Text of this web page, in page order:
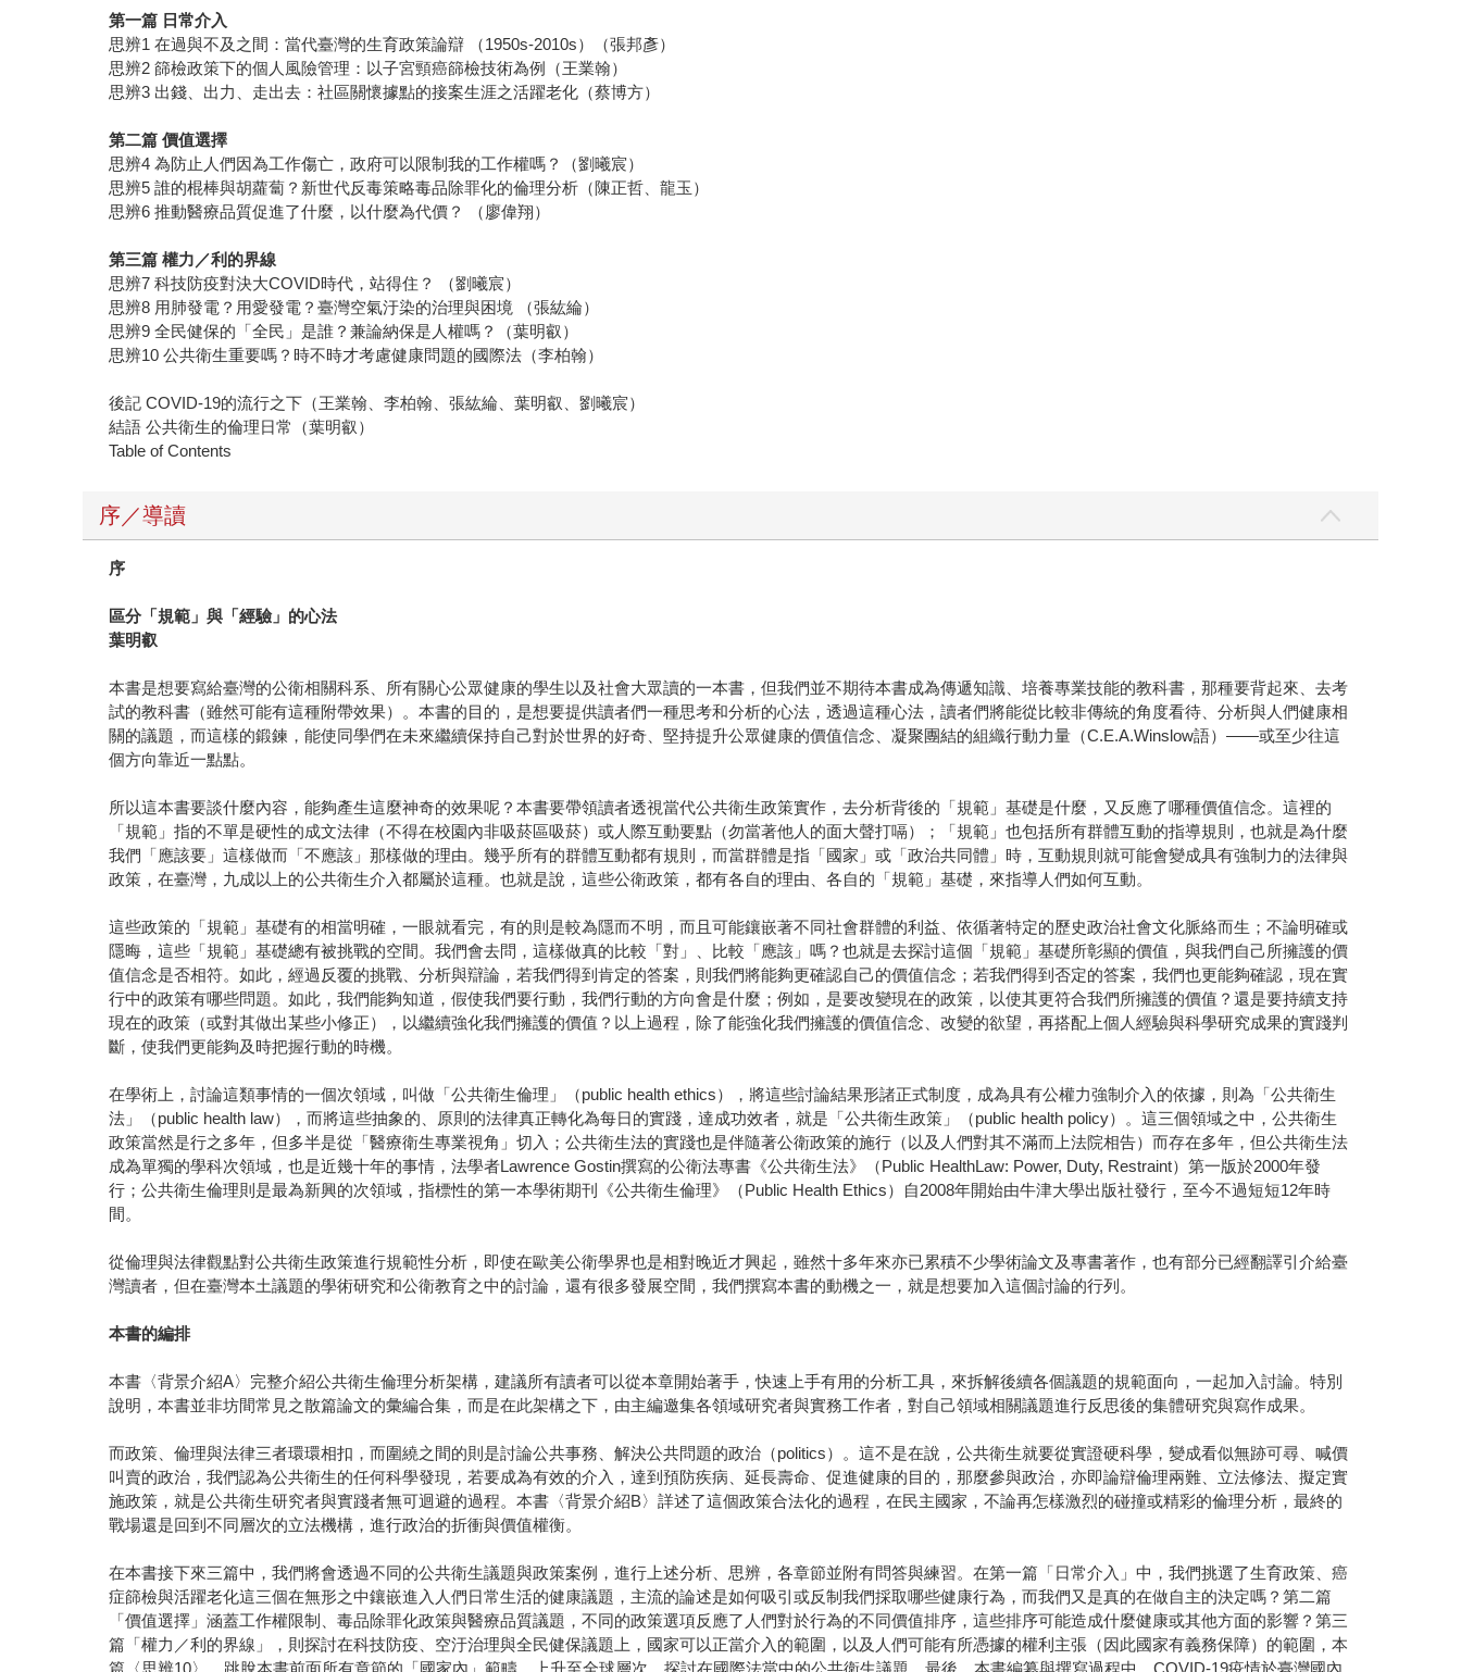
第一篇 日常介入
思辨1 在過與不及之間：當代臺灣的生育政策論辯 （1950s-2010s）（張邦彥）
思辨2 篩檢政策下的個人風險管理：以子宮頸癌篩檢技術為例（王業翰）
思辨3 出錢、出力、走出去：社區關懷據點的接案生涯之活躍老化（蔡博方）
第二篇 價值選擇
思辨4 為防止人們因為工作傷亡，政府可以限制我的工作權嗎？（劉曦宸）
思辨5 誰的棍棒與胡蘿蔔？新世代反毒策略毒品除罪化的倫理分析（陳正哲、龍玉）
思辨6 推動醫療品質促進了什麼，以什麼為代價？ （廖偉翔）
第三篇 權力／利的界線
思辨7 科技防疫對決大COVID時代，站得住？ （劉曦宸）
思辨8 用肺發電？用愛發電？臺灣空氣汙染的治理與困境 （張紘綸）
思辨9 全民健保的「全民」是誰？兼論納保是人權嗎？（葉明叡）
思辨10 公共衛生重要嗎？時不時才考慮健康問題的國際法（李柏翰）
後記 COVID-19的流行之下（王業翰、李柏翰、張紘綸、葉明叡、劉曦宸）
結語 公共衛生的倫理日常（葉明叡）
Table of Contents
序／導讀
序
區分「規範」與「經驗」的心法
葉明叡
本書是想要寫給臺灣的公衛相關科系、所有關心公眾健康的學生以及社會大眾讀的一本書，但我們並不期待本書成為傳遞知識、培養專業技能的教科書，那種要背起來、去考
試的教科書（雖然可能有這種附帶效果）。本書的目的，是想要提供讀者們一種思考和分析的心法，透過這種心法，讀者們將能從比較非傳統的角度看待、分析與人們健康相
關的議題，而這樣的鍛鍊，能使同學們在未來繼續保持自己對於世界的好奇、堅持提升公眾健康的價值信念、凝聚團結的組織行動力量（C.E.A.Winslow語）――或至少往這
個方向靠近一點點。
所以這本書要談什麼內容，能夠產生這麼神奇的效果呢？本書要帶領讀者透視當代公共衛生政策實作，去分析背後的「規範」基礎是什麼，又反應了哪種價值信念。這裡的
「規範」指的不單是硬性的成文法律（不得在校園內非吸菸區吸菸）或人際互動要點（勿當著他人的面大聲打嗝）；「規範」也包括所有群體互動的指導規則，也就是為什麼
我們「應該要」這樣做而「不應該」那樣做的理由。幾乎所有的群體互動都有規則，而當群體是指「國家」或「政治共同體」時，互動規則就可能會變成具有強制力的法律與
政策，在臺灣，九成以上的公共衛生介入都屬於這種。也就是說，這些公衛政策，都有各自的理由、各自的「規範」基礎，來指導人們如何互動。
這些政策的「規範」基礎有的相當明確，一眼就看完，有的則是較為隱而不明，而且可能鑲嵌著不同社會群體的利益、依循著特定的歷史政治社會文化脈絡而生；不論明確或
隱晦，這些「規範」基礎總有被挑戰的空間。我們會去問，這樣做真的比較「對」、比較「應該」嗎？也就是去探討這個「規範」基礎所彰顯的價值，與我們自己所擁護的價
值信念是否相符。如此，經過反覆的挑戰、分析與辯論，若我們得到肯定的答案，則我們將能夠更確認自己的價值信念；若我們得到否定的答案，我們也更能夠確認，現在實
行中的政策有哪些問題。如此，我們能夠知道，假使我們要行動，我們行動的方向會是什麼；例如，是要改變現在的政策，以使其更符合我們所擁護的價值？還是要持續支持
現在的政策（或對其做出某些小修正），以繼續強化我們擁護的價值？以上過程，除了能強化我們擁護的價值信念、改變的欲望，再搭配上個人經驗與科學研究成果的實踐判
斷，使我們更能夠及時把握行動的時機。
在學術上，討論這類事情的一個次領域，叫做「公共衛生倫理」（public health ethics），將這些討論結果形諸正式制度，成為具有公權力強制介入的依據，則為「公共衛生
法」（public health law），而將這些抽象的、原則的法律真正轉化為每日的實踐，達成功效者，就是「公共衛生政策」（public health policy）。這三個領域之中，公共衛生
政策當然是行之多年，但多半是從「醫療衛生專業視角」切入；公共衛生法的實踐也是伴隨著公衛政策的施行（以及人們對其不滿而上法院相告）而存在多年，但公共衛生法
成為單獨的學科次領域，也是近幾十年的事情，法學者Lawrence Gostin撰寫的公衛法專書《公共衛生法》（Public HealthLaw: Power, Duty, Restraint）第一版於2000年發
行；公共衛生倫理則是最為新興的次領域，指標性的第一本學術期刊《公共衛生倫理》（Public Health Ethics）自2008年開始由牛津大學出版社發行，至今不過短短12年時
間。
從倫理與法律觀點對公共衛生政策進行規範性分析，即使在歐美公衛學界也是相對晚近才興起，雖然十多年來亦已累積不少學術論文及專書著作，也有部分已經翻譯引介給臺
灣讀者，但在臺灣本土議題的學術研究和公衛教育之中的討論，還有很多發展空間，我們撰寫本書的動機之一，就是想要加入這個討論的行列。
本書的編排
本書〈背景介紹A〉完整介紹公共衛生倫理分析架構，建議所有讀者可以從本章開始著手，快速上手有用的分析工具，來拆解後續各個議題的規範面向，一起加入討論。特別
說明，本書並非坊間常見之散篇論文的彙編合集，而是在此架構之下，由主編邀集各領域研究者與實務工作者，對自己領域相關議題進行反思後的集體研究與寫作成果。
而政策、倫理與法律三者環環相扣，而圍繞之間的則是討論公共事務、解決公共問題的政治（politics）。這不是在說，公共衛生就要從實證硬科學，變成看似無跡可尋、喊價
叫賣的政治，我們認為公共衛生的任何科學發現，若要成為有效的介入，達到預防疾病、延長壽命、促進健康的目的，那麼參與政治，亦即論辯倫理兩難、立法修法、擬定實
施政策，就是公共衛生研究者與實踐者無可迴避的過程。本書〈背景介紹B〉詳述了這個政策合法化的過程，在民主國家，不論再怎樣激烈的碰撞或精彩的倫理分析，最終的
戰場還是回到不同層次的立法機構，進行政治的折衝與價值權衡。
在本書接下來三篇中，我們將會透過不同的公共衛生議題與政策案例，進行上述分析、思辨，各章節並附有問答與練習。在第一篇「日常介入」中，我們挑選了生育政策、癌
症篩檢與活躍老化這三個在無形之中鑲嵌進入人們日常生活的健康議題，主流的論述是如何吸引或反制我們採取哪些健康行為，而我們又是真的在做自主的決定嗎？第二篇
「價值選擇」涵蓋工作權限制、毒品除罪化政策與醫療品質議題，不同的政策選項反應了人們對於行為的不同價值排序，這些排序可能造成什麼健康或其他方面的影響？第三
篇「權力／利的界線」，則探討在科技防疫、空汙治理與全民健保議題上，國家可以正當介入的範圍，以及人們可能有所憑據的權利主張（因此國家有義務保障）的範圍，本
篇〈思辨10〉，跳脫本書前面所有章節的「國家內」範疇，上升至全球層次，探討在國際法當中的公共衛生議題。最後，本書編纂與撰寫過程中，COVID-19疫情於臺灣國內